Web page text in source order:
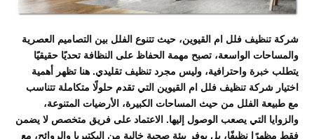
شركة تنظيف فلل ام القيوين، حيث تتنوع الفلل بين التصاميم العصرية
والمساحات الواسعة، تصبح مهمة الحفاظ على النظافة تحديًا حقيقيًا
يتطلب خبرة واحترافية، وليس مجرد تنظيف تقليدي. هنا تظهر أهمية
اختيار شركة تنظيف فلل ام القيوين التي تقدم حلولًا متكاملة تتناسب
مع طبيعة الفلل من حيث المساحات الكبيرة، الأرضيات المتنوعة،
والزوايا التي يصعب الوصول إليها. الاعتماد على فريق متخصص لا يضمن
فقط مظهرًا نظيفًا، بل يوفر بيئة صحية خالية من البكتيريا والروائح، مع